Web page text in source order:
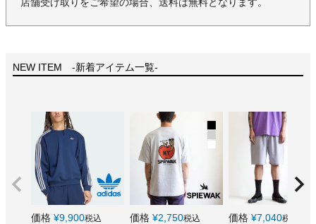
NEW ITEM -新着アイテム一覧-
価格 ¥9,900税込 価格 ¥2,750税込 価格 ¥7,040税込